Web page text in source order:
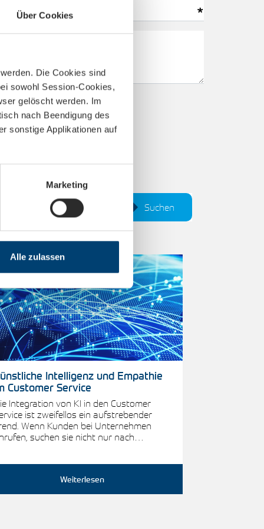
Über Cookies
Die Cookies sind
sowohl Session-Cookies,
gelöscht werden. Im
nach Beendigung des
sonstige Applikationen auf
Marketing
Alle zulassen
Suchen
Intelligenz und Empathie
Customer Service
Integration von KI in den Customer
ist zweifellos ein aufstrebender
Wenn Kunden bei Unternehmen
suchen sie nicht nur nach…
Weiterlesen